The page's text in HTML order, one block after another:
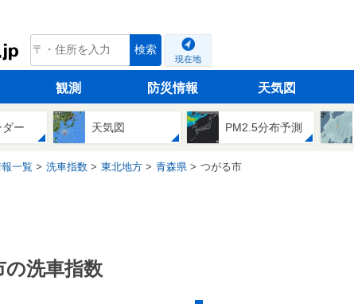
tenki.jp 検索
現在地
観測 防災情報 天気図
ー 天気図 PM2.5分布予測
一覧 洗車指数 東北地方 青森県 つがる市
洗車指数